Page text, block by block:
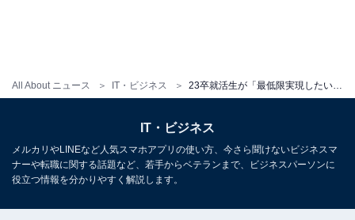
All About ニュース IT・ビジネス
就職したい業種、4人に1人が「公的機関」を希望
就職したい業種の全体1位は「公的機関・その他」
IT・ビジネス
メルカリやLINEなど人気スマホアプリの使い方、今さら聞けないビジネスマ
ナーや転職に関する話題など、若手からベテランまで、ビジネスパーソンに
役立つ情報を分かりやすく解説します。